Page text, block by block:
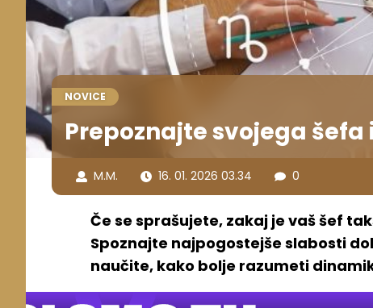
NOVICE
Prepoznajte svojega šefa
M.M. 16. 01. 2026 03.34 0
Če se sprašujete, zakaj je vaš šef
Spoznajte najpogostejše slabosti
naučite, kako bolje razumeti